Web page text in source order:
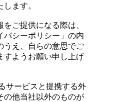
ます。
ご提供になる際は、
バシーポリシー」の内
うえ、自らの意思でご
すようお願い申し上げ
サービスと提携する外
の他当社以外のものが